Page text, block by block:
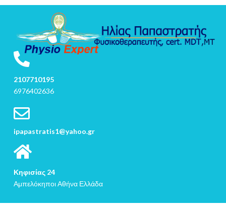
2107710195
6976402636
ipapastratis1@yahoo.gr
Κηφισίας 24
Αμπελόκηποι Αθήνα Ελλάδα